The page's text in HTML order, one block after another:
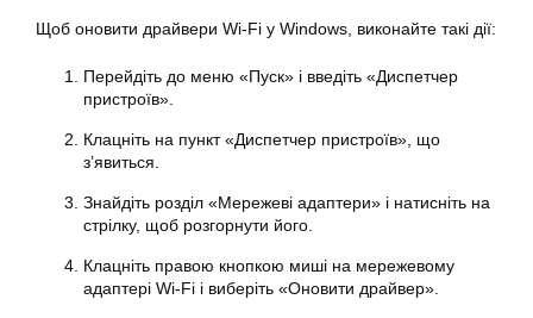
Щоб оновити драйвери Wi-Fi у Windows, виконайте такі дії:
Перейдіть до меню «Пуск» і введіть «Диспетчер
пристроїв».
Клацніть на пункт «Диспетчер пристроїв», що
з’явиться.
Знайдіть розділ «Мережеві адаптери» і натисніть на
стрілку, щоб розгорнути його.
Клацніть правою кнопкою миші на мережевому
адаптері Wi-Fi і виберіть «Оновити драйвер».